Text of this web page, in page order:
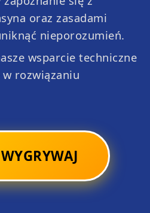
Shoot Out
oraz zasadami
nieporozumień.
wsparcie techniczne
rozwiązaniu